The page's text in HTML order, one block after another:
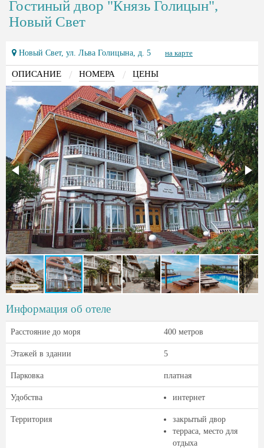
Гостиный двор "Князь Голицын",
Новый Свет
Новый Свет, ул. Льва Голицына, д. 5 на карте
ОПИСАНИЕ / НОМЕРА / ЦЕНЫ
Информация об отеле
Расстояние до моря 400 метров
Этажей в здании 5
Парковка платная
Удобства интернет
Территория
закрытый двор
терраса, место для
отдыха